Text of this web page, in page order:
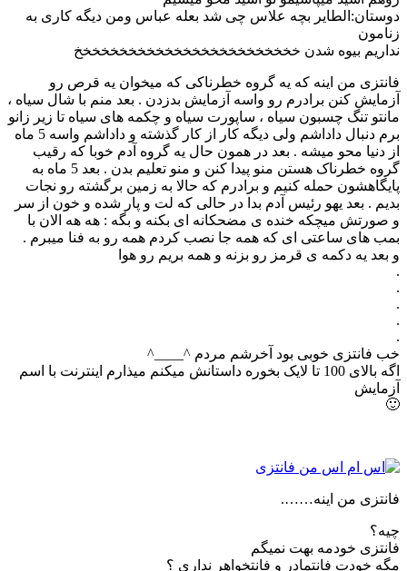
دوستان:الطایر بچه علاس چی شد بعله عباس ومن دیگه کاری به
زنامون
نداریم بیوه شدن خخخخخخخخخخخخخخخخخخخخخخخخخ
فانتزی من اینه که یه گروه خطرناکی که میخوان یه قرص رو
آزمایش کنن برادرم رو واسه آزمایش بدزدن . بعد منم با شال سیاه ،
مانتو تنگ چسبون سیاه ، ساپورت سیاه و چکمه های سیاه تا زیر زانو
برم دنبال داداشم ولی دیگه کار از کار گذشته و داداشم واسه 5 ماه
از دنیا محو میشه . بعد در همون حال یه گروه آدم خوبا که رقیب
گروه خطرناک هستن منو پیدا کنن و منو تعلیم بدن . بعد 5 ماه به
پایگاهشون حمله کنیم و برادرم که حالا به زمین برگشته رو نجات
بدیم . بعد یهو رئیس آدم بدا در حالی که لت و پار شده و خون از سر
و صورتش میچکه خنده ی مضحکانه ای بکنه و بگه : هه هه الان با
بمب های ساعتی ای که همه جا نصب کردم همه رو به فنا میبرم .
و بعد یه دکمه ی قرمز رو بزنه و همه بریم رو هوا
.
.
.
.
.
خب فانتزی خوبی بود آخرشم مردم ^____^
اگه بالای 100 تا لایک بخوره داستانش میکنم میذارم اینترنت با اسم
آزمایش
🙂
فانتزی من اینه…….
چیه؟
فانتزی خودمه بهت نمیگم
مگه خودت فانتمادر و فانتخواهر نداری ؟